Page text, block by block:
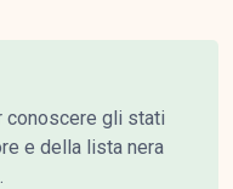
conoscere gli stati
e della lista nera